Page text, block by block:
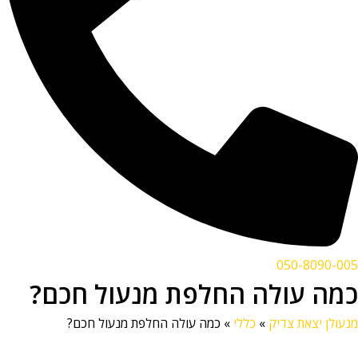
050-8090-005
כמה עולה החלפת מנעול חכם?
מנעולן יצאת צדיק » כללי » כמה עולה החלפת מנעול חכם?